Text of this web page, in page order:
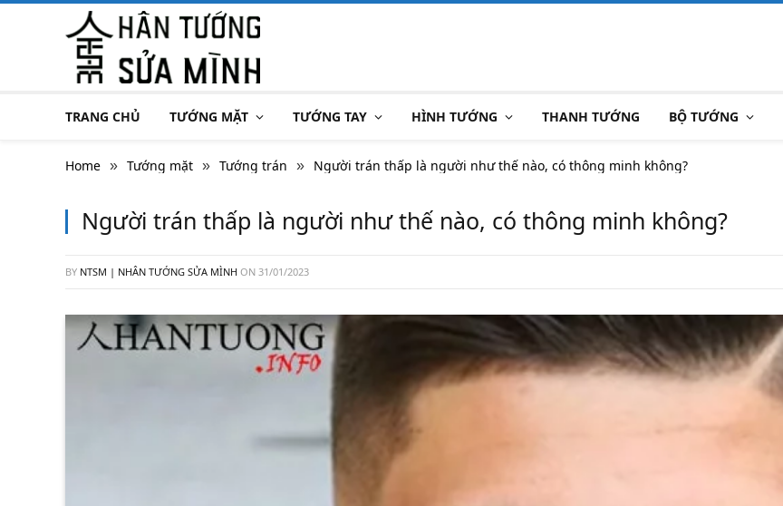
TRANG CHỦ TƯỚNG MẶT TƯỚNG TAY HÌNH TƯỚNG THANH TƯỚNG BỘ TƯỚNG
Home » Tướng mặt » Tướng trán » Người trán thấp là người như thế nào, có thông minh không?
Người trán thấp là người như thế nào, có thông minh không?
BY NTSM | NHÂN TƯỚNG SỬA MÌNH ON 31/01/2023